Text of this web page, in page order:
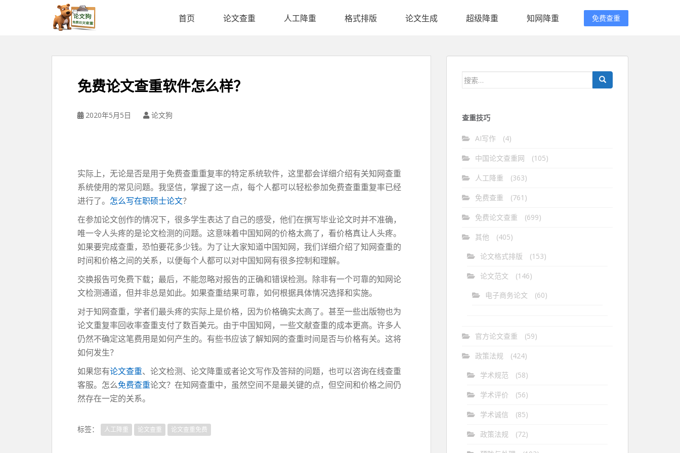
首页 论文查重 人工降重 格式排版 论文生成 超级降重 知网降重 免费查重
免费论文查重软件怎么样？
2020年5月5日 论文狗
实际上，无论是否是用于免费查重重复率的特定系统软件，这里都会详细介绍有关知网查重
系统使用的常见问题。我坚信，掌握了这一点，每个人都可以轻松参加免费查重重复率已经
进行了。 怎么写在职硕士论文？
在参加论文创作的情况下，很多学生表达了自己的感受，他们在撰写毕业论文时并不准确，
唯一令人头疼的是论文检测的问题。这意味着中国知网的价格太高了，看价格真让人头疼。
如果要完成查重，恐怕要花多少钱。为了让大家知道中国知网，我们详细介绍了知网查重的
时间和价格之间的关系，以便每个人都可以对中国知网有很多控制和理解。
交换报告可免费下载；最后，不能忽略对报告的正确和错误检测。除非有一个可靠的知网论
文检测通道，但并非总是如此。如果查重结果可靠，如何根据具体情况选择和实施。
对于知网查重，学者们最头疼的实际上是价格，因为价格确实太高了。甚至一些出版物也为
论文重复率回收率查重支付了数百美元。由于中国知网，一些文献查重的成本更高。许多人
仍然不确定这笔费用是如何产生的。有些书应该了解知网的查重时间是否与价格有关。这将
如何发生？
如果您有论文查重、论文检测、论文降重或者论文写作及答辩的问题，也可以咨询在线查重
客服。怎么免费查重论文？在知网查重中，虽然空间不是最关键的点，但空间和价格之间仍
然存在一定的关系。
标签： 人工降重 论文查重 论文查重免费
搜
查重技巧
AI写作 (4)
中国论文查重网 (105)
人工降重 (363)
免费查重 (761)
免费论文查重 (699)
其他
(405)
论文格式排版
(153)
论文范文
(146)
电子商务论文
(60)
官方论文查重 (59)
政策法规
(424)
学术规范
(58)
学术评价 (56)
学术诚信 (85)
政策法规 (72)